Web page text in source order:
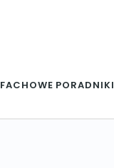
FACHOWE PORADNIKI